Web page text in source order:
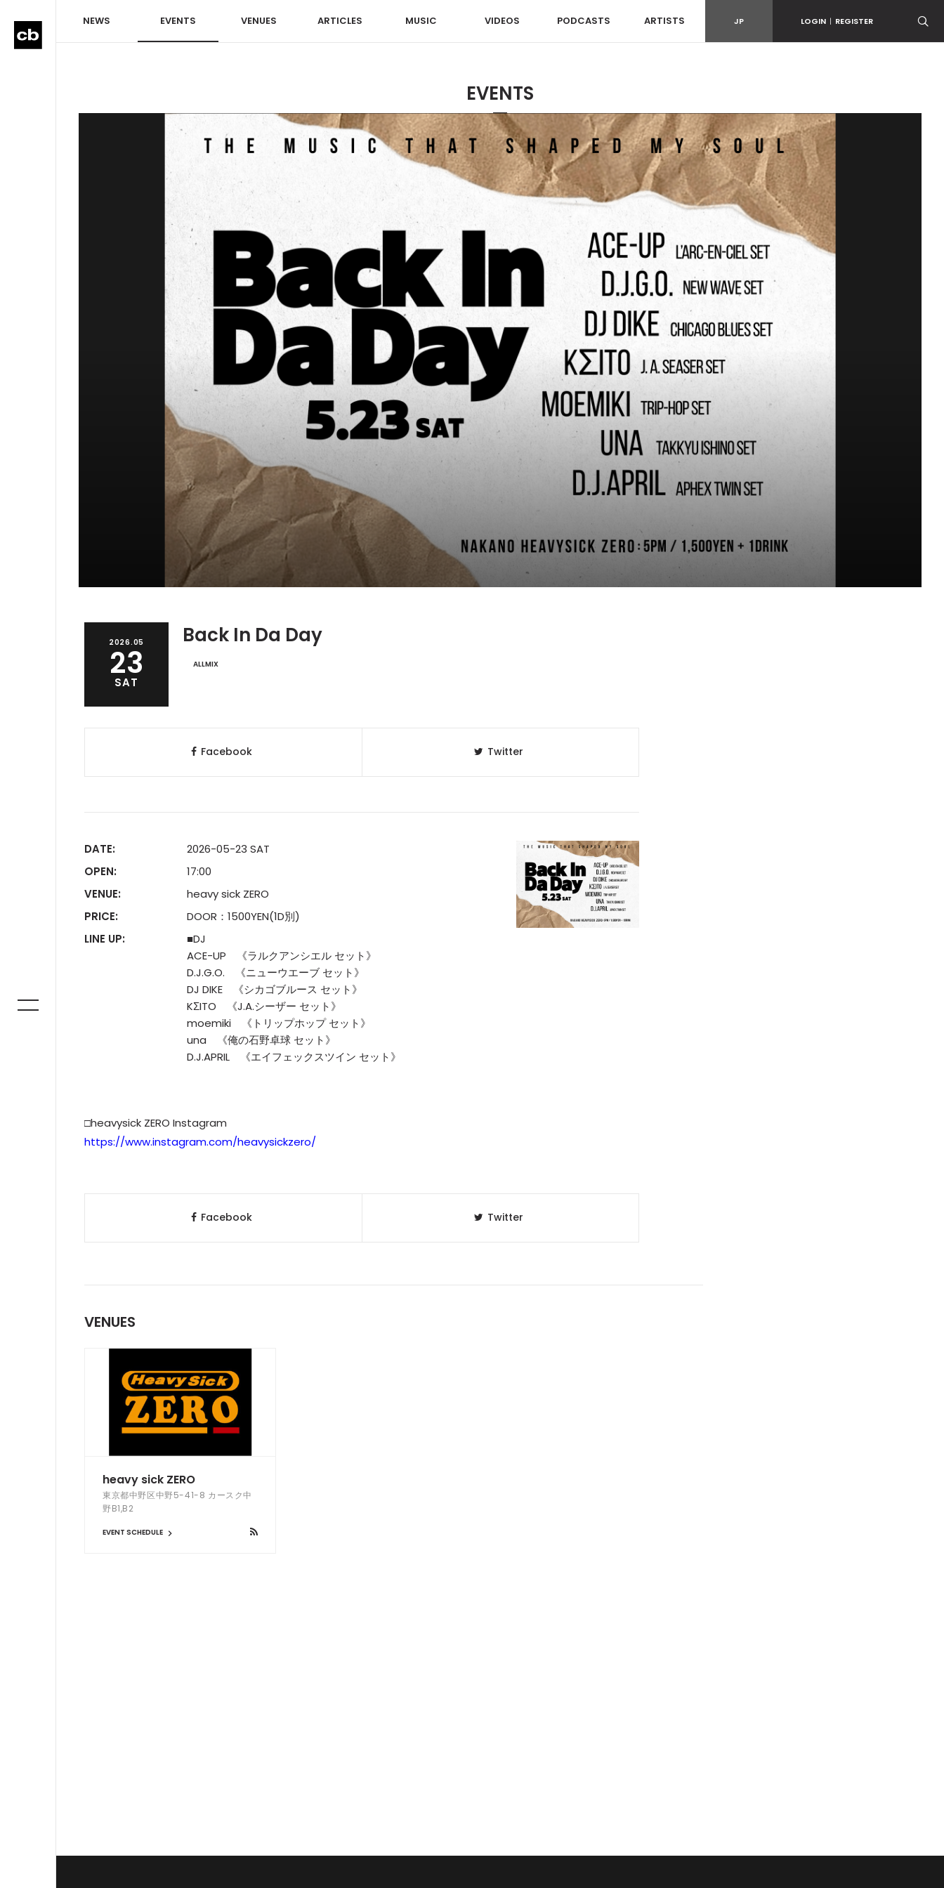
NEWS EVENTS VENUES ARTICLES MUSIC VIDEOS PODCASTS ARTISTS JP LOGIN | REGISTER
EVENTS
2026.05
23
SAT
Back In Da Day
ALLMIX
Facebook Twitter
DATE:
2026-05-23 SAT
OPEN:
17:00
VENUE:
heavy sick ZERO
PRICE:
DOOR：1500YEN(1D別)
LINE UP:
■DJ
ACE-UP 《ラルクアンシエル セット》
D.J.G.O. 《ニューウエーブ セット》
DJ DIKE 《シカゴブルース セット》
KΣITO 《J.A.シーザー セット》
moemiki 《トリップホップ セット》
una 《俺の石野卓球 セット》
D.J.APRIL 《エイフェックスツイン セット》
□heavysick ZERO Instagram
https://www.instagram.com/heavysickzero/
Facebook Twitter
VENUES
heavy sick ZERO
東京都中野区中野5-41-8 カースク中
野B1,B2
EVENT SCHEDULE